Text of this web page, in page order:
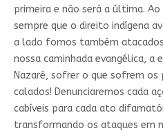
primeira e não será a última.
sempre que o direito indígena
a lado fomos também
nossa caminhada evangélica, a
Nazaré, sofrer o que sofrem os
calados! Denunciaremos cada
cabíveis para cada ato
transformando os ataques em